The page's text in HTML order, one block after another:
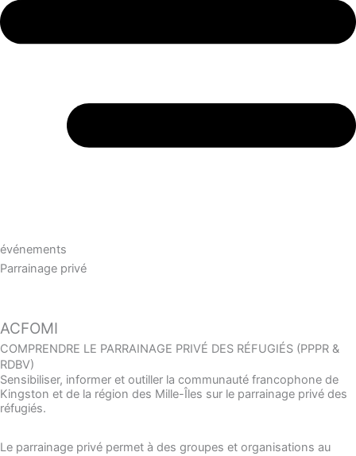
événements
Parrainage privé
ACFOMI
COMPRENDRE LE PARRAINAGE PRIVÉ DES RÉFUGIÉS (PPPR &
RDBV)
Sensibiliser, informer et outiller la communauté francophone de
Kingston et de la région des Mille-Îles sur le parrainage privé des
réfugiés.
Le parrainage privé permet à des groupes et organisations au